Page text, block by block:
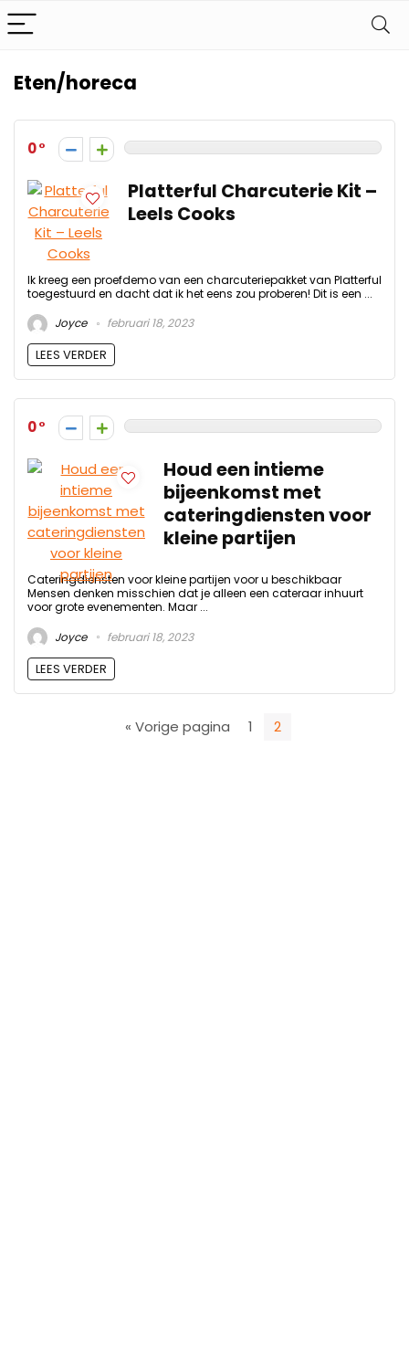
Eten/horeca
0
Platterful Charcuterie Kit –
Leels Cooks
Ik kreeg een proefdemo van een charcuteriepakket van Platterful
toegestuurd en dacht dat ik het eens zou proberen! Dit is een ...
Joyce
februari 18, 2023
LEES VERDER
0
Houd een intieme
bijeenkomst met
cateringdiensten voor
kleine partijen
Cateringdiensten voor kleine partijen voor u beschikbaar
Mensen denken misschien dat je alleen een cateraar inhuurt
voor grote evenementen. Maar ...
Joyce
februari 18, 2023
LEES VERDER
« Vorige pagina 1 2